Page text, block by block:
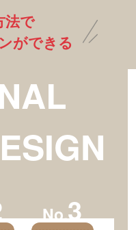
法で
ができる
No.3